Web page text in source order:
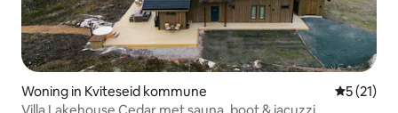
Woning in Kviteseid kommune
5 (21)